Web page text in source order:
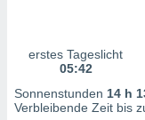
erstes Tageslicht
05:42
Sonnenstunden 14 h
Verbleibende Zeit bis